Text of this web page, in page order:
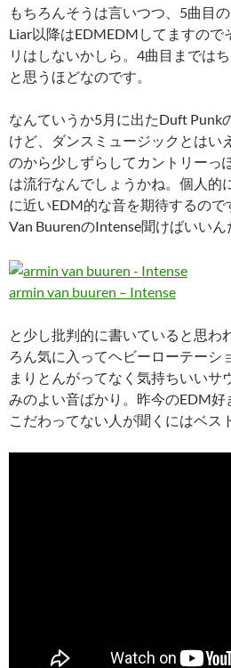
もちろんそうは言いつつ、5曲目
Liar以降はEDMEDMしてますので
リはしないかしら。4曲目までは
と思うほどなのです。
なんていうか5月に出たDuft Punk
けど、ダンスミュージックとはい
のから少しずらしてカントリーっ
は流行なんでしょうかね。個人的
に近いEDM的な音を期待するの
Van BuurenのIntense聞けばいいん
armin van buuren – Intense
と少し批判的に書いていると思わ
ろん気に入ってヘビーローテーシ
まりとんがってなく気持ちいいサ
みのよい音ばかり。昨今のEDM好
こだわってない人が聞くにはベス